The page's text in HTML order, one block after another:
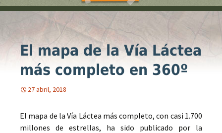
El mapa de la Vía Láctea
más completo en 360º
27 abril, 2018
El mapa de la Vía Láctea más completo, con casi 1.700
millones de estrellas, ha sido publicado por la